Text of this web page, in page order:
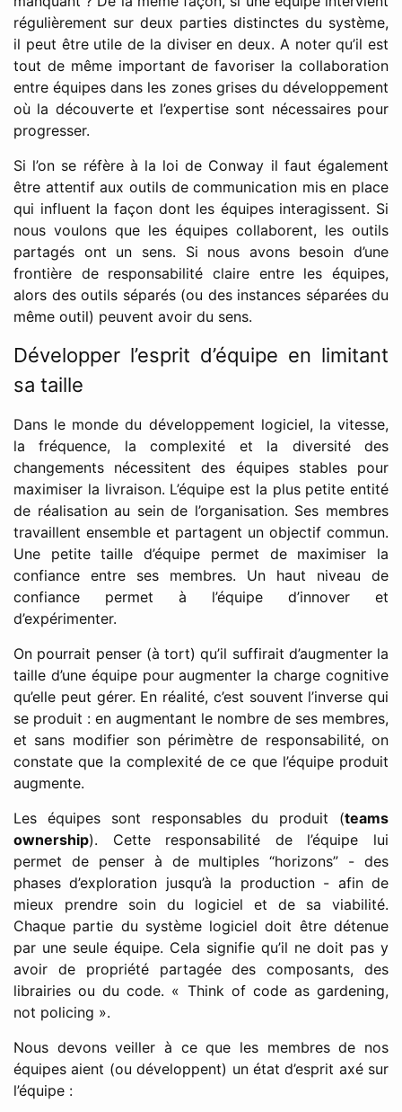
régulièrement sur deux parties distinctes du système,
il peut être utile de la diviser en deux. A noter qu’il est
tout de même important de favoriser la collaboration
entre équipes dans les zones grises du développement
où la découverte et l’expertise sont nécessaires pour
progresser.
Si l’on se réfère à la loi de Conway il faut également
être attentif aux outils de communication mis en place
qui influent la façon dont les équipes interagissent. Si
nous voulons que les équipes collaborent, les outils
partagés ont un sens. Si nous avons besoin d’une
frontière de responsabilité claire entre les équipes,
alors des outils séparés (ou des instances séparées du
même outil) peuvent avoir du sens.
Développer l’esprit d’équipe en limitant
sa taille
Dans le monde du développement logiciel, la vitesse,
la fréquence, la complexité et la diversité des
changements nécessitent des équipes stables pour
maximiser la livraison. L’équipe est la plus petite entité
de réalisation au sein de l’organisation. Ses membres
travaillent ensemble et partagent un objectif commun.
Une petite taille d’équipe permet de maximiser la
confiance entre ses membres. Un haut niveau de
confiance permet à l’équipe d’innover et
d’expérimenter.
On pourrait penser (à tort) qu’il suffirait d’augmenter la
taille d’une équipe pour augmenter la charge cognitive
qu’elle peut gérer. En réalité, c’est souvent l’inverse qui
se produit : en augmentant le nombre de ses membres,
et sans modifier son périmètre de responsabilité, on
constate que la complexité de ce que l’équipe produit
augmente.
Les équipes sont responsables du produit (teams
ownership). Cette responsabilité de l’équipe lui
permet de penser à de multiples “horizons” - des
phases d’exploration jusqu’à la production - afin de
mieux prendre soin du logiciel et de sa viabilité.
Chaque partie du système logiciel doit être détenue
par une seule équipe. Cela signifie qu’il ne doit pas y
avoir de propriété partagée des composants, des
librairies ou du code. « Think of code as gardening,
not policing ».
Nous devons veiller à ce que les membres de nos
équipes aient (ou développent) un état d’esprit axé sur
l’équipe :